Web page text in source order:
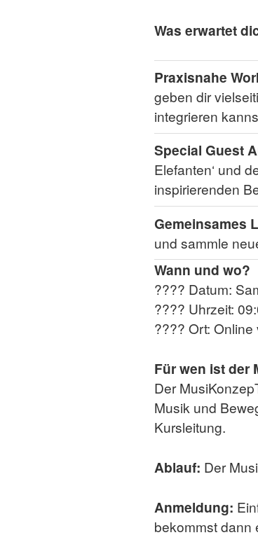
Was erwartet
Praxisnahe
geben dir
integrieren
Special Guest
Elefanten‘ und
inspirierenden
Gemeinsames
und sammle
Wann und wo?
???? Datum:
???? Uhrzeit:
???? Ort: Online
Für wen ist der
Der
Musik und
Kursleitung.
Ablauf: Der
Anmeldung:
bekommst dann